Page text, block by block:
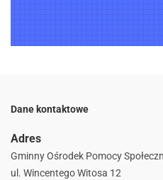
Dane kontaktowe
Adres
Gminny Ośrodek Pomocy
ul. Wincentego Witosa 12